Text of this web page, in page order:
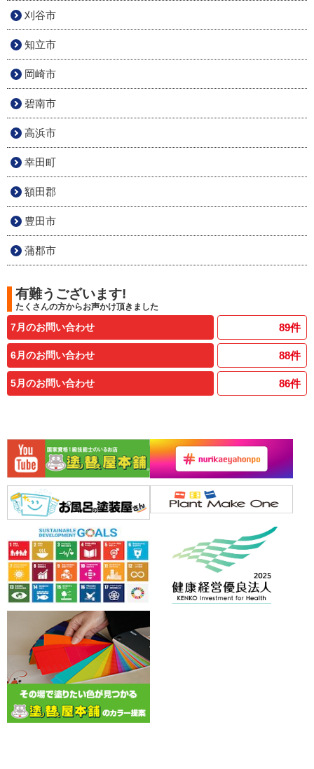
刈谷市
知立市
岡崎市
碧南市
高浜市
幸田町
額田郡
豊田市
蒲郡市
有難うございます!
たくさんの方からお声かけ頂きました
7月のお問い合わせ 89件
6月のお問い合わせ 88件
5月のお問い合わせ 86件